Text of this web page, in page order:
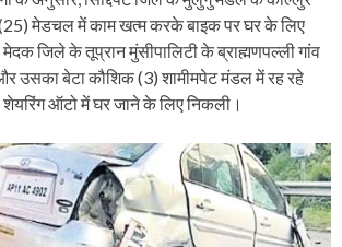
(25) मेडचल में काम खत्म करके बाइक पर घर के लिए
जिले के तूप्रान मुंसीपालिटी के ब्राह्मणपल्ली गांव
उसका बेटा कौशिक (3) शामीमपेट मंडल में रह रहे
शेयरिंग ऑटो में घर जाने के लिए निकली।